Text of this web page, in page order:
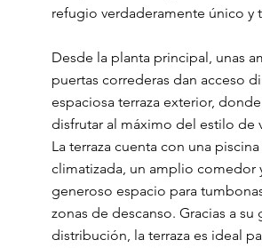
refugio verdaderamente único y
Desde la planta principal, unas
puertas correderas dan acceso
espaciosa terraza exterior,
disfrutar al máximo del estilo de
La terraza cuenta con una
climatizada, un amplio comedor
generoso espacio para
zonas de descanso. Gracias a su
distribución, la terraza es ideal